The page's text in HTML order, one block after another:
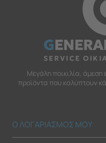
G
SERVICE
Μεγάλη ποικιλία, άμεση
προϊόντα που καλύπτουν
Ο ΛΟΓΑΡΙΑΣΜΟΣ ΜΟΥ